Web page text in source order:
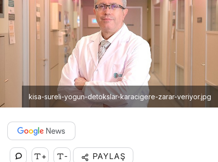
kisa-sureli-yogun-detokslar-karacigere-zarar-veriyor.jpg
+ - PAYLAŞ